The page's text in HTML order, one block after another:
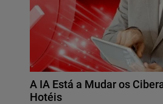
A IA Está a Mudar os
Hotéis